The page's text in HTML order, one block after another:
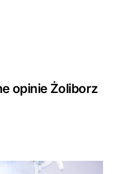
opinie Żoliborz